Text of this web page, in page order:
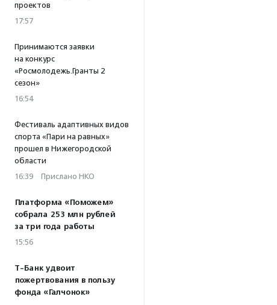
проектов
17:57
Принимаются заявки
на конкурс
«Росмолодежь.Гранты 2
сезон»
16:54
Фестиваль адаптивных видов
спорта «Пари на равных»
прошел в Нижегородской
области
16:39 · Прислано НКО
Платформа «Поможем»
собрала 253 млн рублей
за три года работы
15:56
Т-Банк удвоит
пожертвования в пользу
фонда «Галчонок»